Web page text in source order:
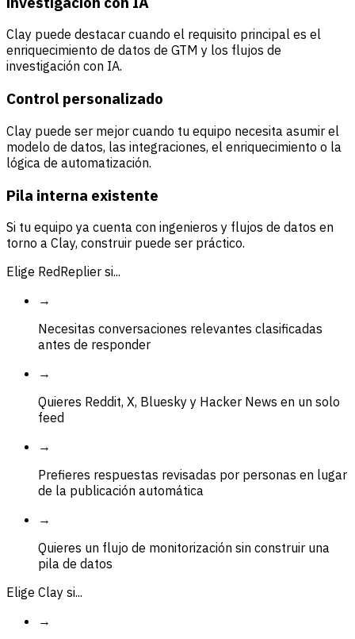
Clay puede destacar cuando el requisito principal es el
enriquecimiento de datos de GTM y los flujos de
investigación con IA.
Control personalizado
Clay puede ser mejor cuando tu equipo necesita asumir el
modelo de datos, las integraciones, el enriquecimiento o la
lógica de automatización.
Pila interna existente
Si tu equipo ya cuenta con ingenieros y flujos de datos en
torno a Clay, construir puede ser práctico.
Elige RedReplier si...
→
Necesitas conversaciones relevantes clasificadas
antes de responder
→
Quieres Reddit, X, Bluesky y Hacker News en un solo
feed
→
Prefieres respuestas revisadas por personas en lugar
de la publicación automática
→
Quieres un flujo de monitorización sin construir una
pila de datos
Elige Clay si...
→